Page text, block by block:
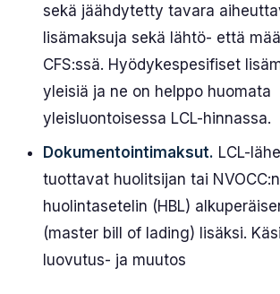
sekä jäähdytetty tavara
lisämaksuja sekä lähtö- että
CFS:ssä. Hyödykespesifiset
yleisiä ja ne on helppo huomata
yleisluontoisessa LCL-hinnassa.
Dokumentointimaksut. LCL-
tuottavat huolitsijan tai
huolintasetelin (HBL)
(master bill of lading) lisäksi.
luovutus- ja muutos